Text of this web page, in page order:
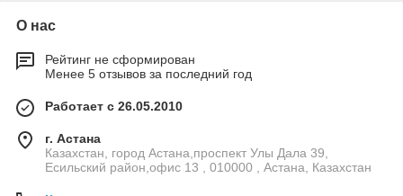
О нас
Рейтинг не сформирован
Менее 5 отзывов за последний год
Работает с 26.05.2010
г. Астана
Казахстан, город Астана,проспект Улы Дала 39,
Есильский район,офис 13 , 010000 , Астана, Казахстан